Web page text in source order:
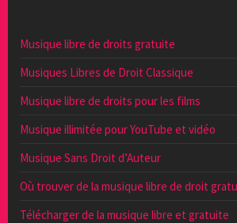
Musique libre de droits gratuite
Musiques Libres de Droit Classique
Musique libre de droits pour les films
Musique illimitée pour YouTube et vidéo
Musique Sans Droit d’Auteur
Où trouver de la musique libre de droit
Télécharger de la musique libre et gratuite